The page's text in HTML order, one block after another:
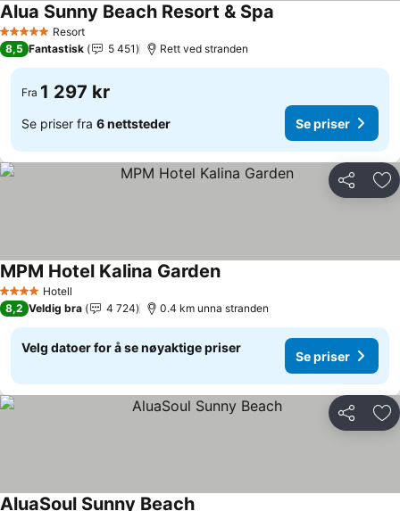
5 Stjerner Resort
Alua Sunny Beach Resort & Spa
8,5 Fantastisk 5 451 Rett ved stranden
Fra 1 297 kr
Se priser fra 6 nettsteder Se priser
Del
4 StjernerHotell
MPM Hotel Kalina GardenSe priser
8,2 Veldig bra 4 724 0.4 km unna stranden
Velg datoer for å se nøyaktige priser
Se priser
Del
AluaSoul Sunny Beach